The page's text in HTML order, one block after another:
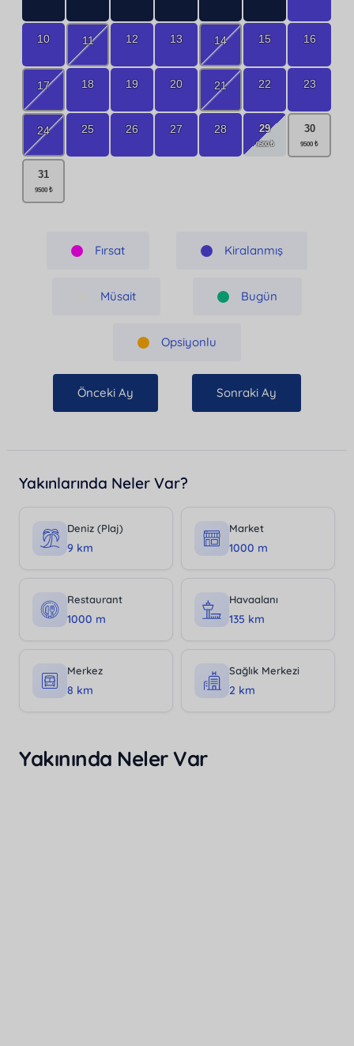
10 11 12 13 14 15 16
17 18 19 20 21 22 23
24 25 26 27 28 29 30
31
Fırsat Kiralanmış
Müsait Bugün
Opsiyonlu
Önceki Ay Sonraki Ay
Yakınlarında Neler Var?
Deniz (Plaj)
9 km
Market
1000 m
Restaurant
1000 m
Havaalanı
135 km
Merkez
8 km
Sağlık Merkezi
2 km
Yakınında Neler Var